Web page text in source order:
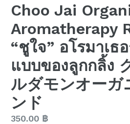
Choo Jai
Aromatherapy
“ชูใจ” อโรมาเธ
แบบของลูกกลิ้ง
ルダモンオーガ
ンド
Regular
350.00 ฿